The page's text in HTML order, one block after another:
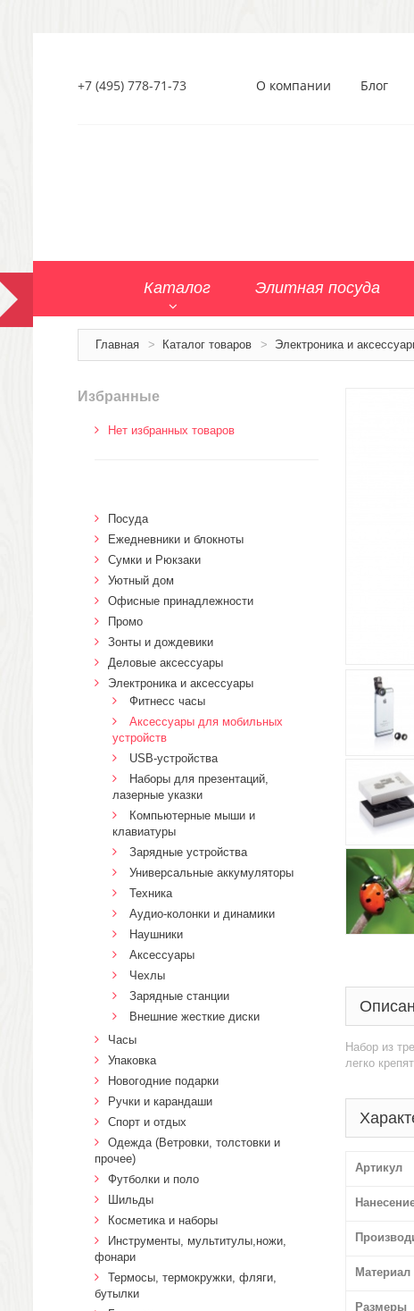
+7 (495) 778-71-73 О компании Блог
Каталог Элитная посуда
Главная > Каталог товаров > Электроника и
Набор из
легко
Артикул
Материал
Размеры
Избранные
Нет избранных товаров
Посуда
Ежедневники и блокноты
Сумки и Рюкзаки
Уютный дом
Офисные принадлежности
Промо
Зонты и дождевики
Деловые аксессуары
Электроника и аксессуары
Фитнесс часы
Аксессуары для мобильных
устройств
USB-устройства
Наборы для презентаций,
лазерные указки
Компьютерные мыши и
клавиатуры
Зарядные устройства
Универсальные аккумуляторы
Техника
Аудио-колонки и динамики
Наушники
Аксессуары
Чехлы
Зарядные станции
Внешние жесткие диски
Часы
Упаковка
Новогодние подарки
Ручки и карандаши
Спорт и отдых
Одежда (Ветровки, толстовки и
прочее)
Футболки и поло
Шильды
Косметика и наборы
Инструменты, мультитулы,ножи,
фонари
Термосы, термокружки, фляги,
бутылки